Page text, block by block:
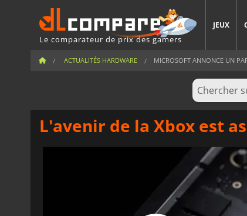
Le comparateur de prix des gamers
JEUX
ACTUALITÉS HARDWARE MICROSOFT ANNONCE UN
L'avenir de la Xbox est